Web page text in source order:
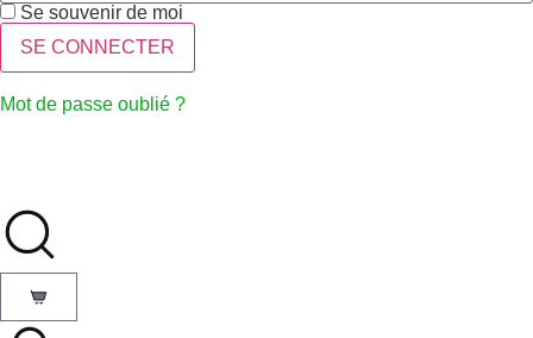
Se souvenir de moi
Mot de passe oublié ?